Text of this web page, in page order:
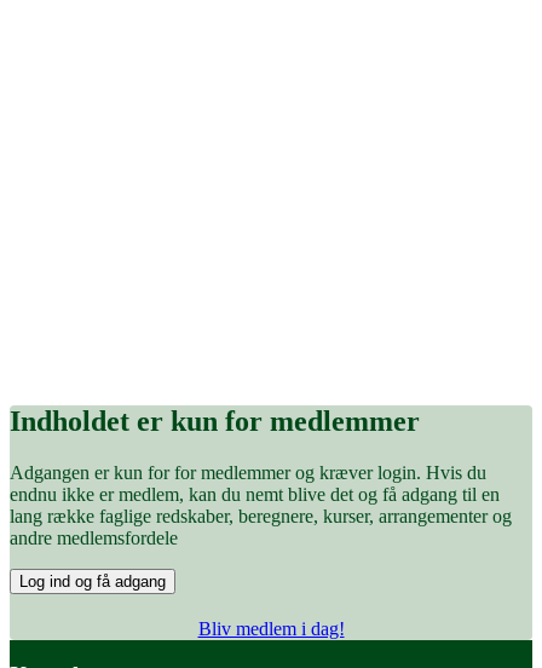
Indholdet er kun for medlemmer
Adgangen er kun for for medlemmer og kræver login. Hvis du
endnu ikke er medlem, kan du nemt blive det og få adgang til en
lang række faglige redskaber, beregnere, kurser, arrangementer og
andre medlemsfordele
Log ind og få adgang
Bliv medlem i dag!